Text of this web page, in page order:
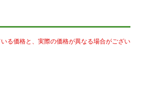
る価格と、実際の価格が異なる場合がござい